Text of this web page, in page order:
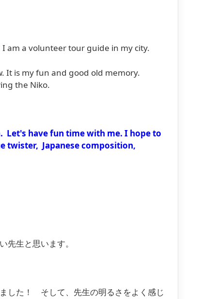
I am a volunteer tour guide in my city.
It is my fun and good old memory.
the Niko.
Let's have fun time with me. I hope to
twister, Japanese composition,
先生と思います。
した！ そして、先生の明るさをよく感じ